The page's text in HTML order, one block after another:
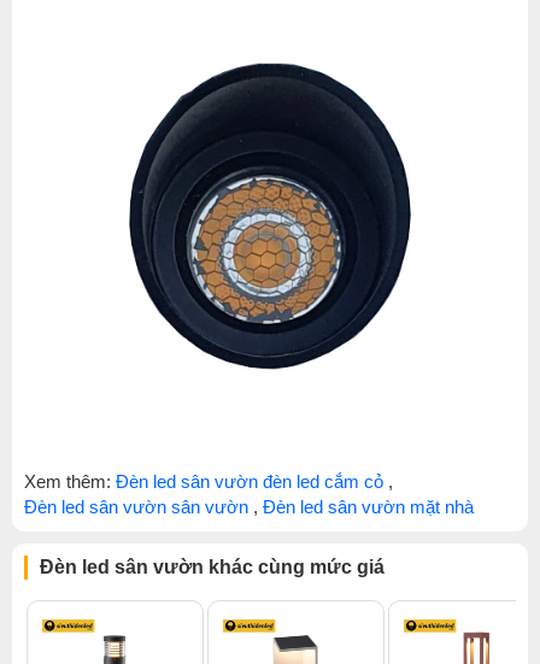
Xem thêm: Đèn led sân vườn đèn led cắm cỏ ,
Đèn led sân vườn sân vườn , Đèn led sân vườn mặt nhà
Đèn led sân vườn khác cùng mức giá